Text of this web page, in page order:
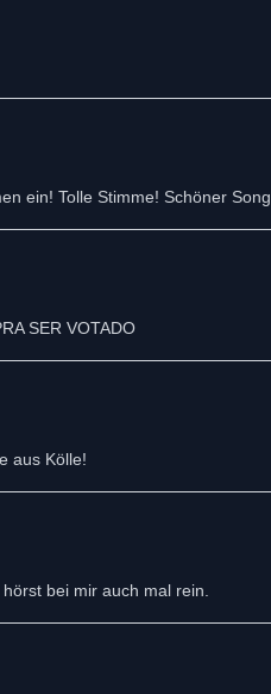
ein! Tolle Stimme! Schöner
aus Kölle!
bei mir auch mal rein.